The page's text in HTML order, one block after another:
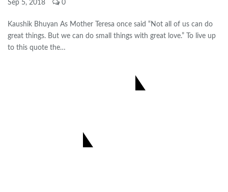
Sep 5, 2018 0
Kaushik Bhuyan As Mother Teresa once said “Not all of us can do
great things. But we can do small things with great love.” To live up
to this quote the…